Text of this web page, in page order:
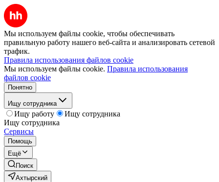
Мы используем файлы cookie, чтобы обеспечивать
правильную работу нашего веб-сайта и анализировать сетевой
трафик.
Правила использования файлов cookie
Мы используем файлы cookie. Правила использования
файлов cookie
Понятно
Ищу сотрудника
Ищу работу
Ищу сотрудника
Ищу сотрудника
Сервисы
Помощь
Ещё
Поиск
Ахтырский